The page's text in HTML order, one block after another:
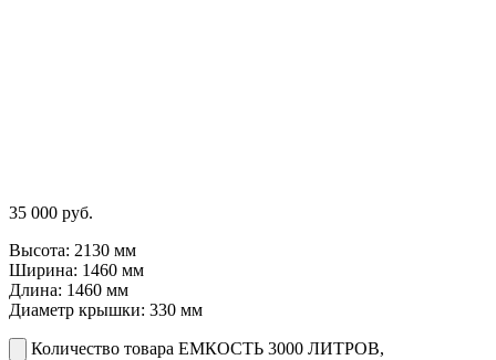
35 000 руб.
Высота: 2130 мм
Ширина: 1460 мм
Длина: 1460 мм
Диаметр крышки: 330 мм
Количество товара ЕМКОСТЬ 3000 ЛИТРОВ,